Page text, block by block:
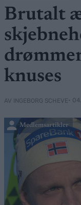
Brutalt
knuses
AV INGEBORG SCHEVE•
Medlemsartikler